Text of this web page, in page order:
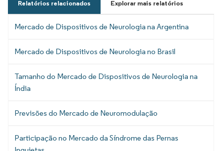
Relatórios relacionados Explorar mais relatórios
Mercado de Dispositivos de Neurologia na Argentina
Mercado de Dispositivos de Neurologia no Brasil
Tamanho do Mercado de Dispositivos de Neurologia na
Índia
Previsões do Mercado de Neuromodulação
Participação no Mercado da Síndrome das Pernas